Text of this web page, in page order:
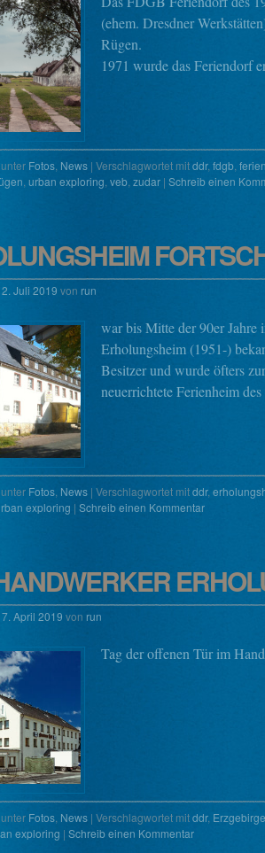
(ehem. Dresdner
Rügen.
1971 wurde das Feriendorf
Fotos News | Verschlagwortet mitddr, fdgb
urban exploring veb zudar | Schreib einen
2. Juli 2019 von run
war bis Mitte der 90er
Erholungsheim (1951-)
Besitzer und wurde öfters
neuerrichtete Ferienheim
Fotos News | Verschlagwortet mitddr,
exploring | Schreib einen Kommentar
7. April 2019 von run
Tag der offenen Tür im
Fotos News | Verschlagwortet mitddr, Erzgebirge
exploring | Schreib einen Kommentar